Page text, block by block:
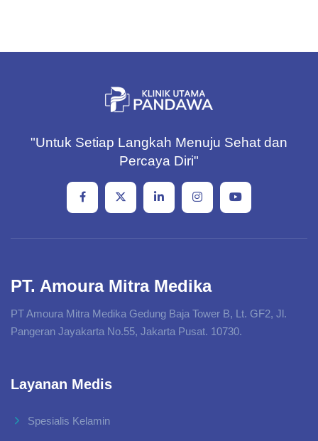
"Untuk Setiap Langkah Menuju Sehat dan
Percaya Diri"
PT. Amoura Mitra Medika
PT Amoura Mitra Medika Gedung Baja Tower B, Lt. GF2, Jl.
Pangeran Jayakarta No.55, Jakarta Pusat. 10730.
Layanan Medis
Spesialis Kelamin